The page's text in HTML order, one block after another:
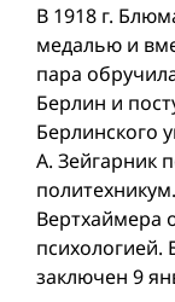
В 1918 г.
медалью и
пара
Берлин и
Берлинского
А. Зейгарник
Вертхаймера
психологией.
заключен 9